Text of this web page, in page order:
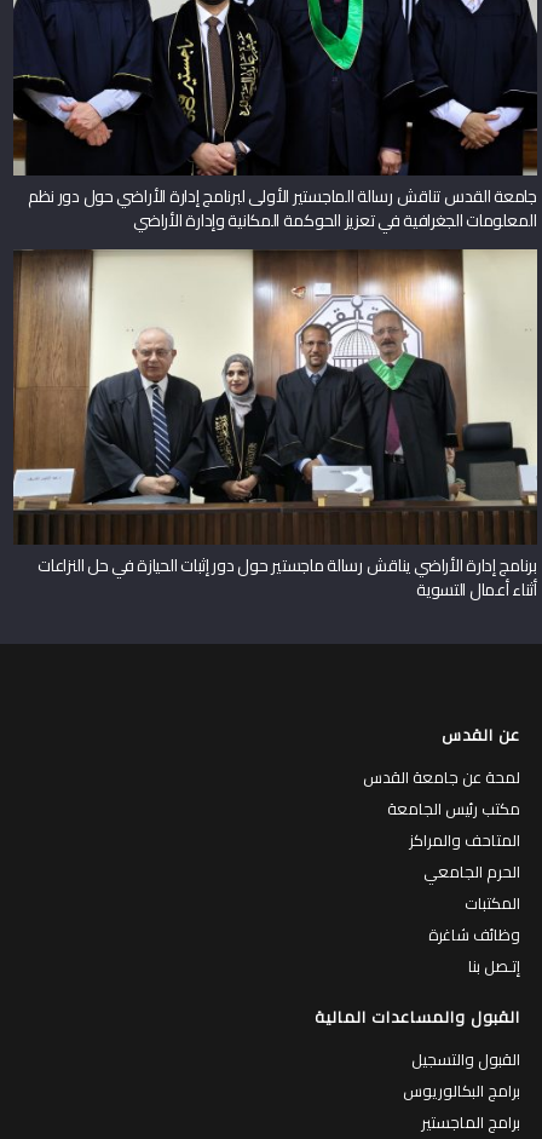
جامعة القدس تناقش رسالة الماجستير الأولى لبرنامج إدارة الأراضي حول دور نظم
المعلومات الجغرافية في تعزيز الحوكمة المكانية وإدارة الأراضي
برنامج إدارة الأراضي يناقش رسالة ماجستير حول دور إثبات الحيازة في حل النزاعات
أثناء أعمال التسوية
عن القدس
لمحة عن جامعة القدس
مكتب رئيس الجامعة
المتاحف والمراكز
الحرم الجامعي
المكتبات
وظائف شاغرة
إتـصل بنا
القبول والمساعدات المالية
القبول والتسجيل
برامج البكالوريوس
برامج الماجستير